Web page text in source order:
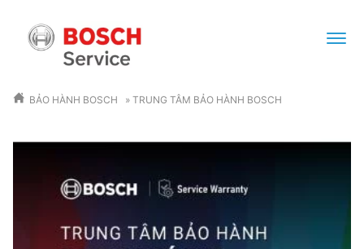
BẢO HÀNH BOSCH » TRUNG TÂM BẢO HÀNH BOSCH